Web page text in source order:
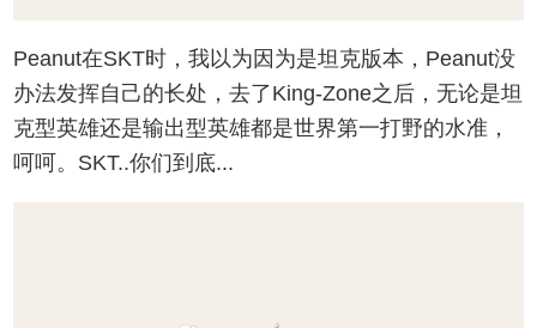
Peanut在SKT时，我以为因为是坦克版本，Peanut没
办法发挥自己的长处，去了King-Zone之后，无论是坦
克型英雄还是输出型英雄都是世界第一打野的水准，
呵呵。SKT..你们到底...